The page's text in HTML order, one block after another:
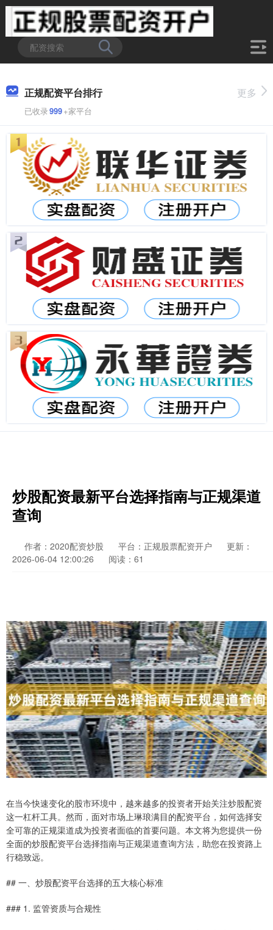
正规配资平台排行
已收录999+家平台
更多
炒股配资最新平台选择指南与正规渠道
查询
作者：2020配资炒股 平台：正规股票配资开户
更新：
2026-06-04 12:00:26
阅读：61
在当今快速变化的股市环境中，越来越多的投资者开始关注炒股配资
这一杠杆工具。然而，面对市场上琳琅满目的配资平台，如何选择安
全可靠的正规渠道成为投资者面临的首要问题。本文将为您提供一份
全面的炒股配资平台选择指南与正规渠道查询方法，助您在投资路上
行稳致远。
## 一、炒股配资平台选择的五大核心标准
### 1. 监管资质与合规性